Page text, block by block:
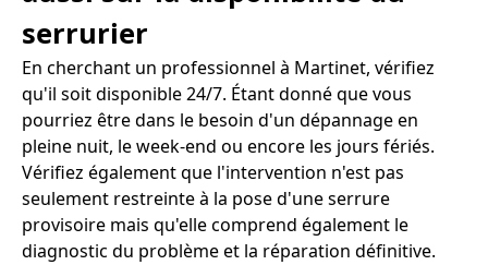
serrurier
En cherchant un professionnel à Martinet, vérifiez
qu'il soit disponible 24/7. Étant donné que vous
pourriez être dans le besoin d'un dépannage en
pleine nuit, le week-end ou encore les jours fériés.
Vérifiez également que l'intervention n'est pas
seulement restreinte à la pose d'une serrure
provisoire mais qu'elle comprend également le
diagnostic du problème et la réparation définitive.